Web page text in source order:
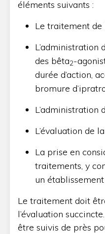
éléments suivants :
Le traitement de
L’administration
des bêta2-
durée d’action,
bromure
L’administration
L’évaluation de
La prise en
traitements, y
un
Le traitement doit
l’évaluation
être suivis de près